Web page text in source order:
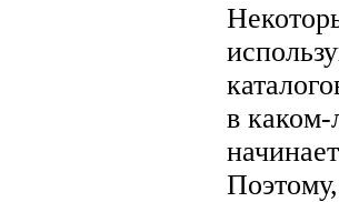
в каком-